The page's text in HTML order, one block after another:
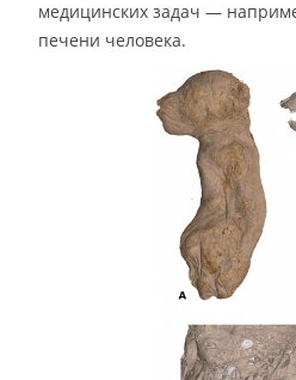
медицинских задач —
печени человека.